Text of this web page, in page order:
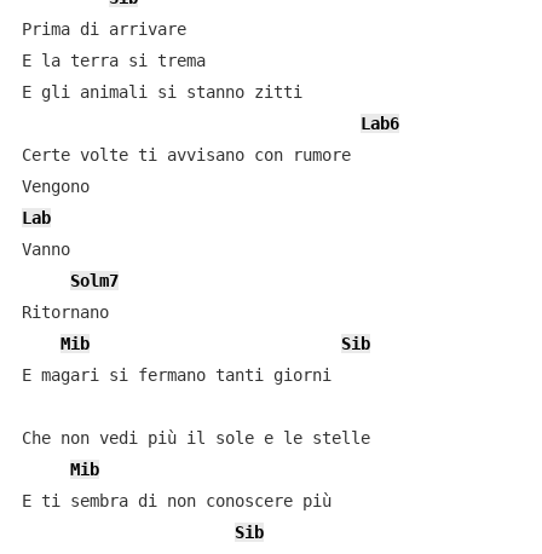
Prima di arrivare
E la terra si trema
E gli animali si stanno zitti
Lab6
Certe volte ti avvisano con rumore
Vengono
Lab
Vanno
Solm7
Ritornano
Mib
Sib
E magari si fermano tanti giorni
Che non vedi più il sole e le stelle
Mib
E ti sembra di non conoscere più
Sib